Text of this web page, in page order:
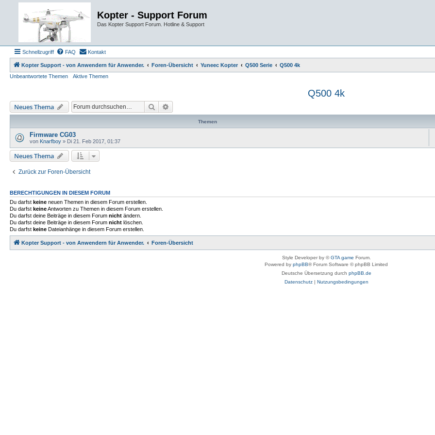
Kopter - Support Forum
Das Kopter Support Forum. Hotline & Support
Schnellzugriff FAQ Kontakt
Kopter Support - von Anwendern für Anwender. Foren-Übersicht Yuneec Kopter Q500 Serie
Q500 4k
Unbeantwortete Themen
Aktive Themen
Q500 4k
Neues Thema Suche
Themen
Firmware CG03
von Knarfboy » Di 21. Feb 2017, 01:37
Neues Thema
Zurück zur Foren-Übersicht
BERECHTIGUNGEN IN DIESEM FORUM
Du darfst keine neuen Themen in diesem Forum erstellen.
Du darfst keineAntworten zu Themen in diesem Forum erstellen.
Du darfst deine Beiträge in diesem Forum nicht ändern.
Du darfst deine Beiträge in diesem Forum nicht löschen.
Du darfst keine Dateianhänge in diesem Forum erstellen.
Kopter Support - von Anwendern für Anwender. Foren-Übersicht
Style Developer by ©GTA game Forum.
Powered by phpBB® Forum Software © phpBB Limited
Deutsche Übersetzung durch phpBB.de
Datenschutz| Nutzungsbedingungen